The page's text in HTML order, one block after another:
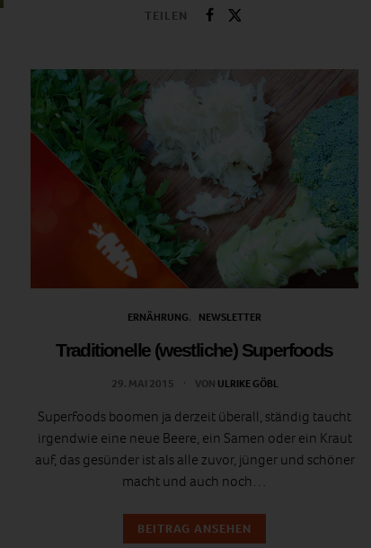
TEILEN
ERNÄHRUNG NEWSLETTER
Traditionelle (westliche) Superfoods
29. MAI 2015 VON ULRIKE GÖBL
Superfoods boomen ja derzeit überall, ständig taucht
irgendwie eine neue Beere, ein Samen oder ein Kraut
auf, das gesünder ist als alle zuvor, jünger und schöner
macht und auch noch…
BEITRAG ANSEHEN